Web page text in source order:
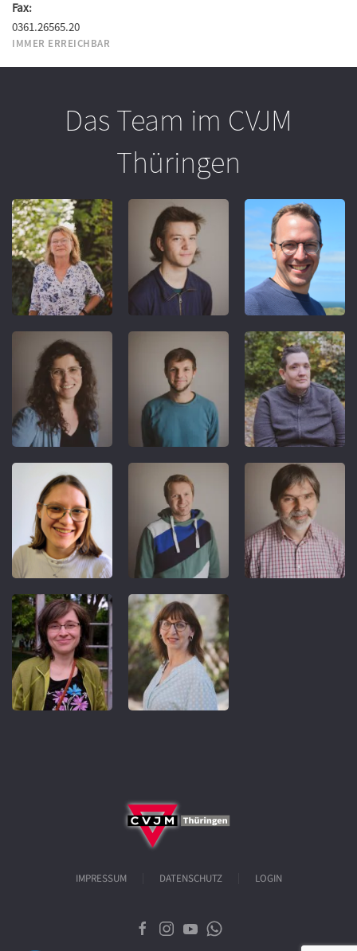
Fax:
0361.26565.20
IMMER ERREICHBAR
Das Team im CVJM
Thüringen
REFERENT
IMPRESSUM DATENSCHUTZ LOGIN